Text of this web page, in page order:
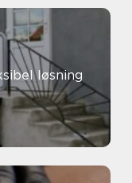
løsning